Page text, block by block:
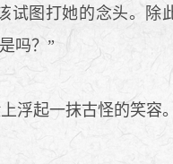
图打她的念头。除
吗？”
浮起一抹古怪的笑容。